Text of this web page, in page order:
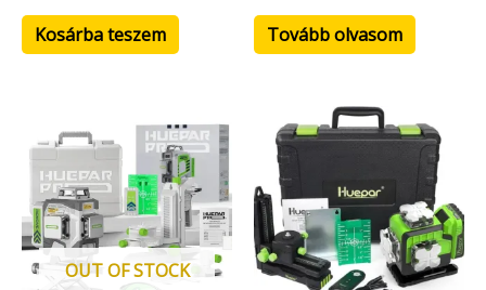
Kosárba teszem Tovább olvasom
OUT OF STOCK